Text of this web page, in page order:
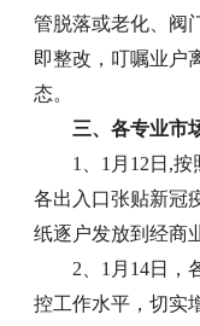
管脱落或老化、阀
即整改，叮嘱业户
态。
三、各专业市
1、1月12日,
各出入口张贴新冠
纸逐户发放到经商
2、1月14日，
控工作水平，切实